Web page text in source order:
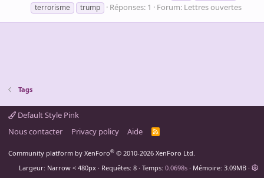
terrorisme
trump Réponses: 1 Forum: Lettres ouvertes
Tags
Default Style Pink
Nous contacter
Privacy policy Aide
R
Community platform by XenForo® © 2010-2026 XenForo Ltd.
Largeur
Requêtes 8 Temps 0.0698s Mémoire 3.09MB